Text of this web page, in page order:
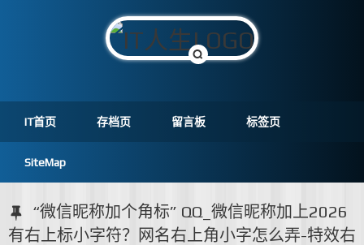
IT首页 存档页 留言板 标签页
SiteMap
“微信昵称加个角标” QQ_微信昵称加上2026
有右上标小字符？网名右上角小字怎么弄-特效右